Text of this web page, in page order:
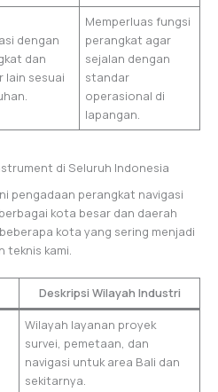
dengan
dan
lain sesuai
Memperluas fungsi
perangkat agar
sejalan dengan
standar
operasional di
lapangan.
di Seluruh Indonesia
pengadaan perangkat navigasi
kota besar dan daerah
kota yang sering menjadi
teknis kami.
Deskripsi Wilayah Industri
Wilayah layanan proyek
survei, pemetaan, dan
navigasi untuk area Bali dan
sekitarnya.